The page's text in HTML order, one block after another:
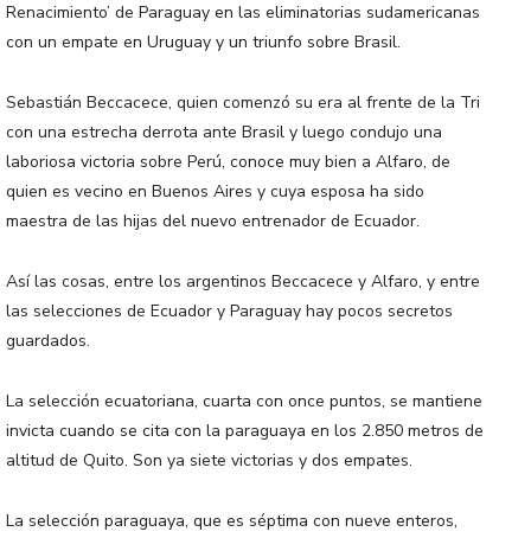
Renacimiento’ de Paraguay en las eliminatorias sudamericanas
con un empate en Uruguay y un triunfo sobre Brasil.
Sebastián Beccacece, quien comenzó su era al frente de la Tri
con una estrecha derrota ante Brasil y luego condujo una
laboriosa victoria sobre Perú, conoce muy bien a Alfaro, de
quien es vecino en Buenos Aires y cuya esposa ha sido
maestra de las hijas del nuevo entrenador de Ecuador.
Así las cosas, entre los argentinos Beccacece y Alfaro, y entre
las selecciones de Ecuador y Paraguay hay pocos secretos
guardados.
La selección ecuatoriana, cuarta con once puntos, se mantiene
invicta cuando se cita con la paraguaya en los 2.850 metros de
altitud de Quito. Son ya siete victorias y dos empates.
La selección paraguaya, que es séptima con nueve enteros,